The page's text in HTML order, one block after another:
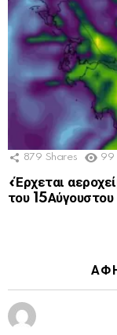
879 Shares 99
«Έρχεται
του 15Αύγουστου